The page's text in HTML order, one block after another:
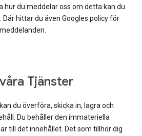
hur du meddelar oss om detta kan du
. Där hittar du även Googles policy för
Tjänster
du överföra, skicka in, lagra och
Du behåller den immateriella
till det innehållet. Det som tillhör dig